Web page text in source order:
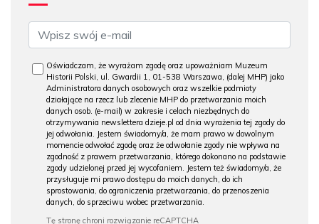
Oświadczam, że wyrażam zgodę oraz upoważniam Muzeum
Historii Polski, ul. Gwardii 1, 01-538 Warszawa, (dalej MHP) jako
Administratora danych osobowych oraz wszelkie podmioty
działające na rzecz lub zlecenie MHP do przetwarzania moich
danych osob. (e-mail) w zakresie i celach niezbędnych do
otrzymywania newslettera dzieje.pl od dnia wyrażenia tej zgody do
jej odwołania. Jestem świadomy/a, że mam prawo w dowolnym
momencie odwołać zgodę oraz że odwołanie zgody nie wpływa na
zgodność z prawem przetwarzania, którego dokonano na podstawie
zgody udzielonej przed jej wycofaniem. Jestem też świadomy/a, że
przysługuje mi prawo dostępu do moich danych, do ich
sprostowania, do ograniczenia przetwarzania, do przenoszenia
danych, do sprzeciwu wobec przetwarzania.